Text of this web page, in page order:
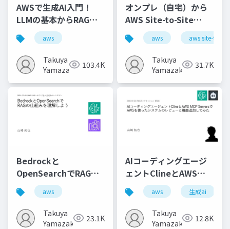
AWSで生成AI入門！
LLMの基本からRAG、
Agentまで
aws
Takuya
Yamazaki
103.4K
オンプレ（自宅）から
AWS Site-to-Site
VPN！ NAT越え、双方
向名前解決、フェイル
オーバーまで
aws aws site-to-
Takuya
Yamazaki
31.7K
Bedrockと
OpenSearchでRAGの
仕組みを理解しよう
aws
Takuya
Yamazaki
23.1K
AIコーディングエージ
ェントClineとAWS
MCP ServersでAWSを
使ったシステムのレビ
ューと機能追加してみ
た
aws 生成ai
Takuya
Yamazaki
12.8K